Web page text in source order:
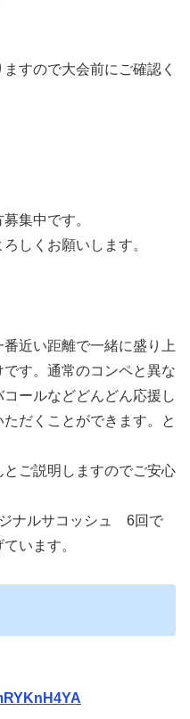
すので大会前にご確認く
集中です。
しくお願いします。
番近い距離で一緒に盛り上
す。通常のコンペと異な
ールなどどんどん応援し
だくことができます。と
とご説明しますのでご安心
ジナルサコッシュ 6回で
います。